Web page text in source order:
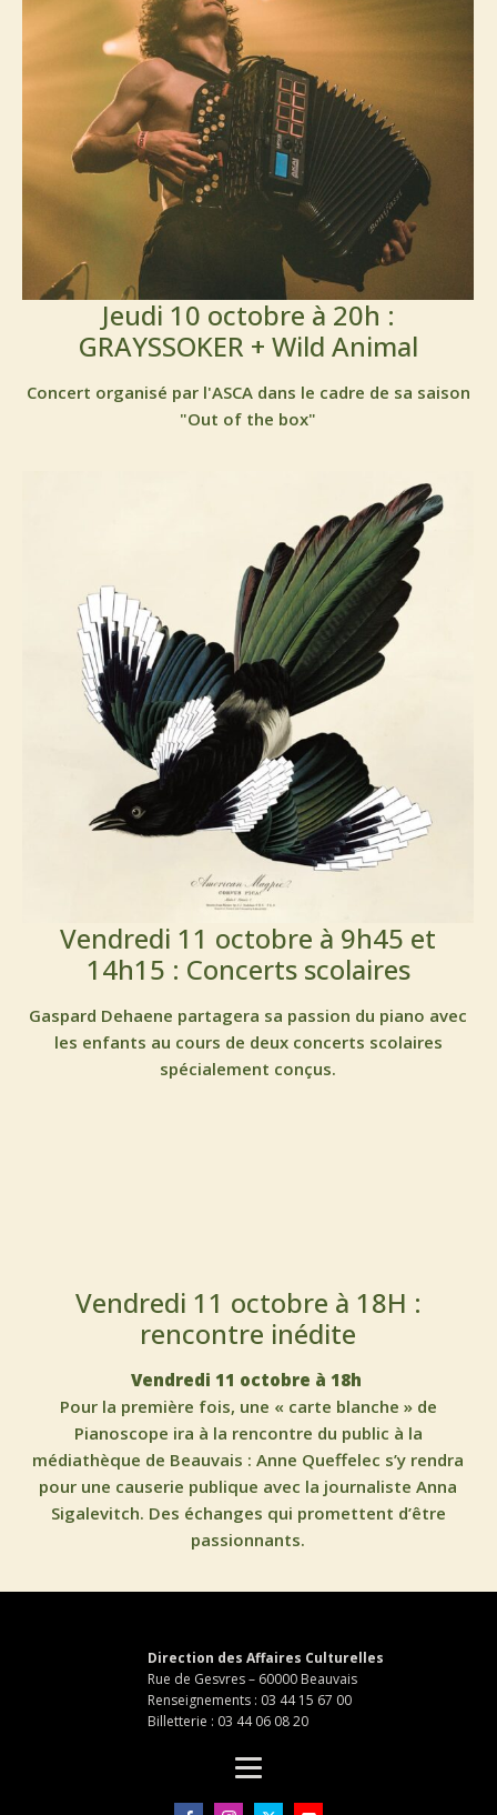
Jeudi 10 octobre à 20h :
GRAYSSOKER + Wild Animal
Concert organisé par l'ASCA dans le cadre de sa saison
"Out of the box"
Vendredi 11 octobre à 9h45 et
14h15 : Concerts scolaires
Gaspard Dehaene partagera sa passion du piano avec
les enfants au cours de deux concerts scolaires
spécialement conçus.
Vendredi 11 octobre à 18H :
rencontre inédite
Vendredi 11 octobre à 18h
Pour la première fois, une « carte blanche » de
Pianoscope ira à la rencontre du public à la
médiathèque de Beauvais : Anne Queffelec s’y rendra
pour une causerie publique avec la journaliste Anna
Sigalevitch. Des échanges qui promettent d’être
passionnants.
Direction des Affaires Culturelles
Rue de Gesvres – 60000 Beauvais
Renseignements : 03 44 15 67 00
Billetterie : 03 44 06 08 20